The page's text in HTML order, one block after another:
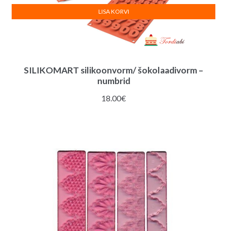
SILIKOMART silikoonvorm/ šokolaadivorm –
numbrid
18.00€
LISA KORVI